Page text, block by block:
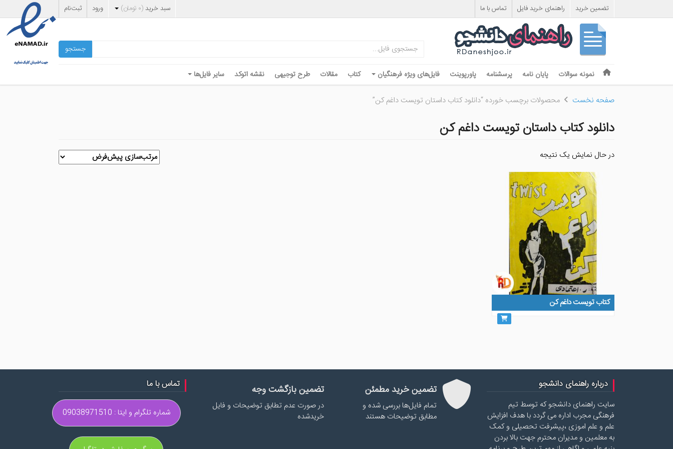
تضمین خرید راهنمای خرید فایل تماس با ما سبد خرید (۰ تومان) ورود ثبت‌نام
جستجو
Menu
Skip to content
نمونه سوالات پایان نامه پرسشنامه پاورپوینت فایل‌های ویژه فرهنگیان کتاب مقالات طرح توجیهی نقشه اتوکد سایر فایل‌ها
صفحه نخست محصولات برچسب خورده “دانلود کتاب داستان تویست داغم کن”
دانلود کتاب داستان تویست داغم کن
در حال نمایش یک نتیجه
کتاب تویست داغم کن
درباره راهنمای دانشجو
سایت راهنمای دانشجو که توسط تیم
فرهنگی مجرب اداره می گردد با هدف افزایش
علم و علم اموزی ،پیشرفت تحصیلی و کمک
به معلمین و مدیران محترم جهت بالا بردن
تضمین خرید مطمئن
تمام فایل‌ها بررسی شده و
مطابق توضیحات هستند
تضمین بازگشت وجه
در صورت عدم تطابق توضیحات و فایل
خریدشده
تماس با ما
شماره تلگرام و ایتا : 09038971510